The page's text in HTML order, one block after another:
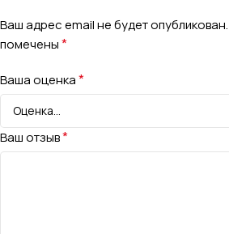
Ваш адрес email не будет опубликован.
помечены*
Ваша оценка*
Ваш отзыв*